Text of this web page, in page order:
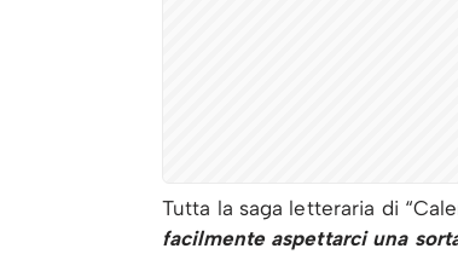
Tutta la saga letteraria di
facilmente aspettarci una